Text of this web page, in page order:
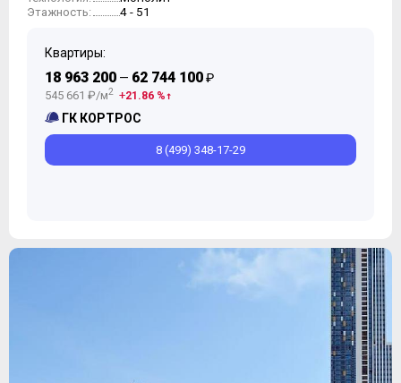
Этажность: 4 - 51
Квартиры:
18 963 200 — 62 744 100₽
545 661 ₽/м2 21.86 %
ГК КОРТРОС
8 (499) 348-17-29